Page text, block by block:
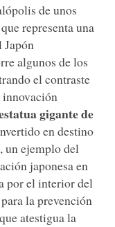
de unos
representa una
Japón
algunos de los
el contraste
innovación
gigante de
en destino
un ejemplo del
japonesa en
por el interior del
la prevención
atestigua la